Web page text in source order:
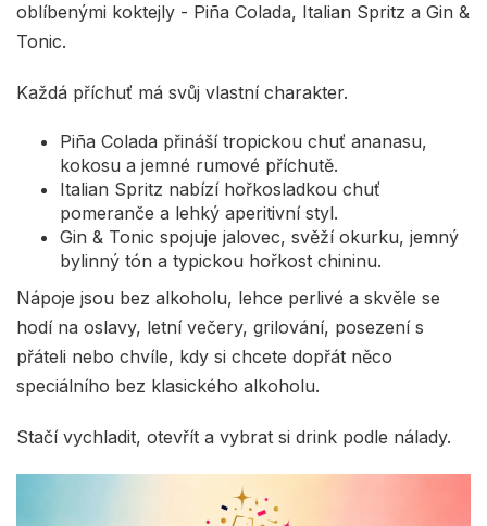
oblíbenými koktejly - Piña Colada, Italian Spritz a Gin &
Tonic.
Každá příchuť má svůj vlastní charakter.
Piña Colada přináší tropickou chuť ananasu,
kokosu a jemné rumové příchutě.
Italian Spritz nabízí hořkosladkou chuť
pomeranče a lehký aperitivní styl.
Gin & Tonic spojuje jalovec, svěží okurku, jemný
bylinný tón a typickou hořkost chininu.
Nápoje jsou bez alkoholu, lehce perlivé a skvěle se
hodí na oslavy, letní večery, grilování, posezení s
přáteli nebo chvíle, kdy si chcete dopřát něco
speciálního bez klasického alkoholu.
Stačí vychladit, otevřít a vybrat si drink podle nálady.